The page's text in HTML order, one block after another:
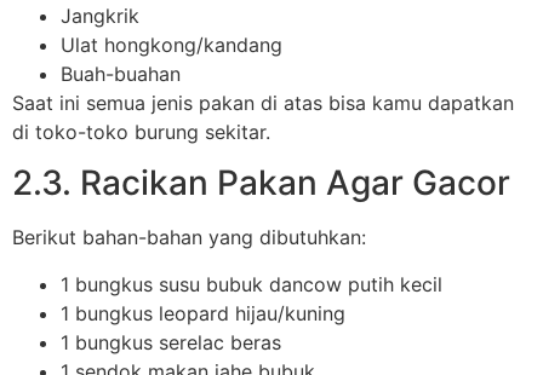
Jangkrik
Ulat hongkong/kandang
Buah-buahan
Saat ini semua jenis pakan di atas bisa kamu dapatkan
di toko-toko burung sekitar.
2.3. Racikan Pakan Agar Gacor
Berikut bahan-bahan yang dibutuhkan:
1 bungkus susu bubuk dancow putih kecil
1 bungkus leopard hijau/kuning
1 bungkus serelac beras